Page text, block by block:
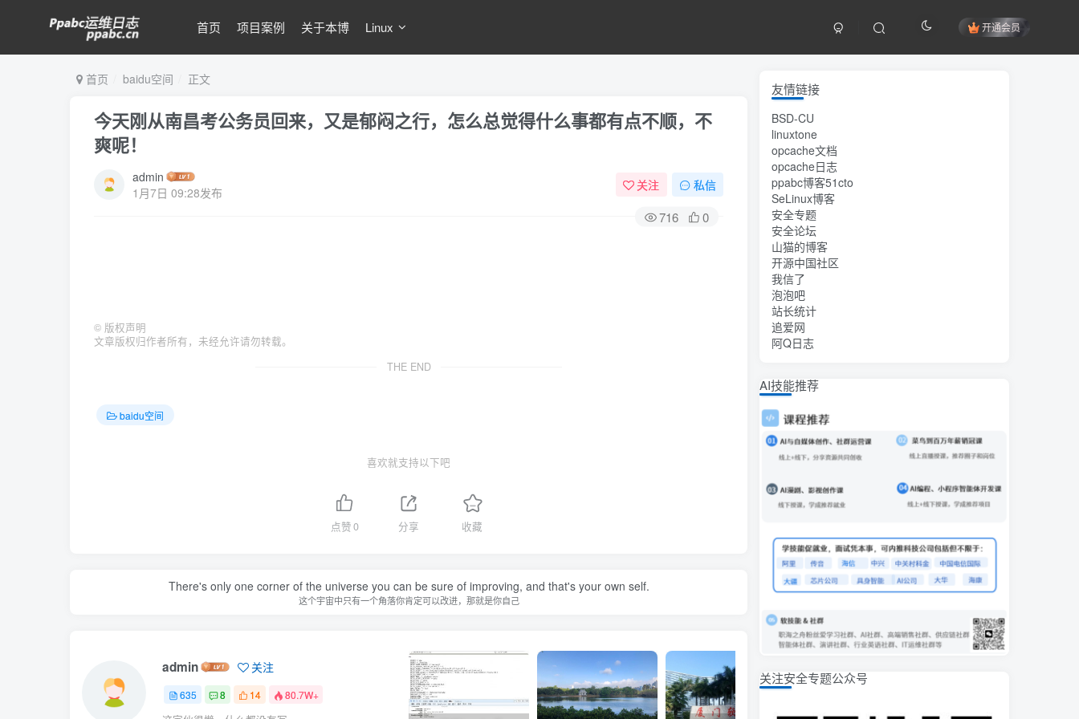
首页 项目案例 关于本博 Linux 开通会员
首页 baidu空间 正文
今天刚从南昌考公务员回来，又是郁闷之行，怎么总觉得什么事都有点不顺，不
爽呢！
admin
1月7日 09:28发布
关注 私信
716 0
© 版权声明
文章版权归作者所有，未经允许请勿转载。
THE END
baidu空间
喜欢就支持以下吧
点赞0 分享 收藏
There's only one corner of the universe you can be sure of improving, and that's your own self.
这个宇宙中只有一个角落你肯定可以改进，那就是你自己
admin 关注
635 8 14 80.7W+
友情链接
BSD-CU
linuxtone
opcache文档
opcache日志
ppabc博客51cto
SeLinux博客
安全专题
安全论坛
山猫的博客
开源中国社区
我信了
泡泡吧
站长统计
追爱网
阿Q日志
AI技能推荐
关注安全专题公众号